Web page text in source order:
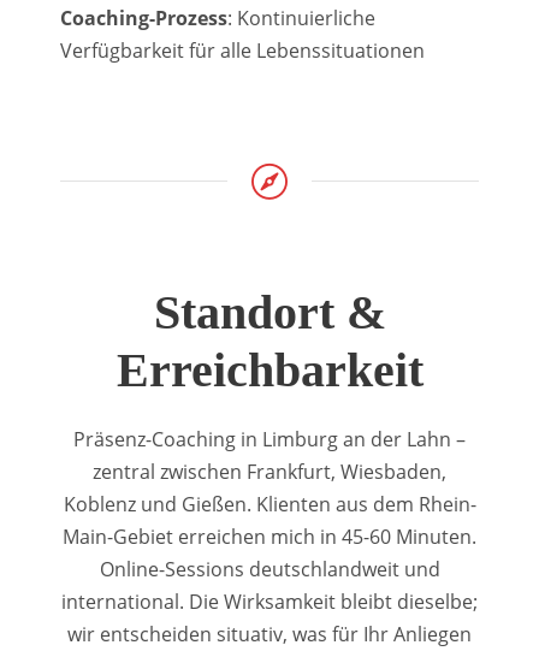
Coaching-Prozess: Kontinuierliche
Verfügbarkeit für alle Lebenssituationen
Standort &
Erreichbarkeit
Präsenz-Coaching in Limburg an der Lahn –
zentral zwischen Frankfurt, Wiesbaden,
Koblenz und Gießen. Klienten aus dem Rhein-
Main-Gebiet erreichen mich in 45-60 Minuten.
Online-Sessions deutschlandweit und
international. Die Wirksamkeit bleibt dieselbe;
wir entscheiden situativ, was für Ihr Anliegen